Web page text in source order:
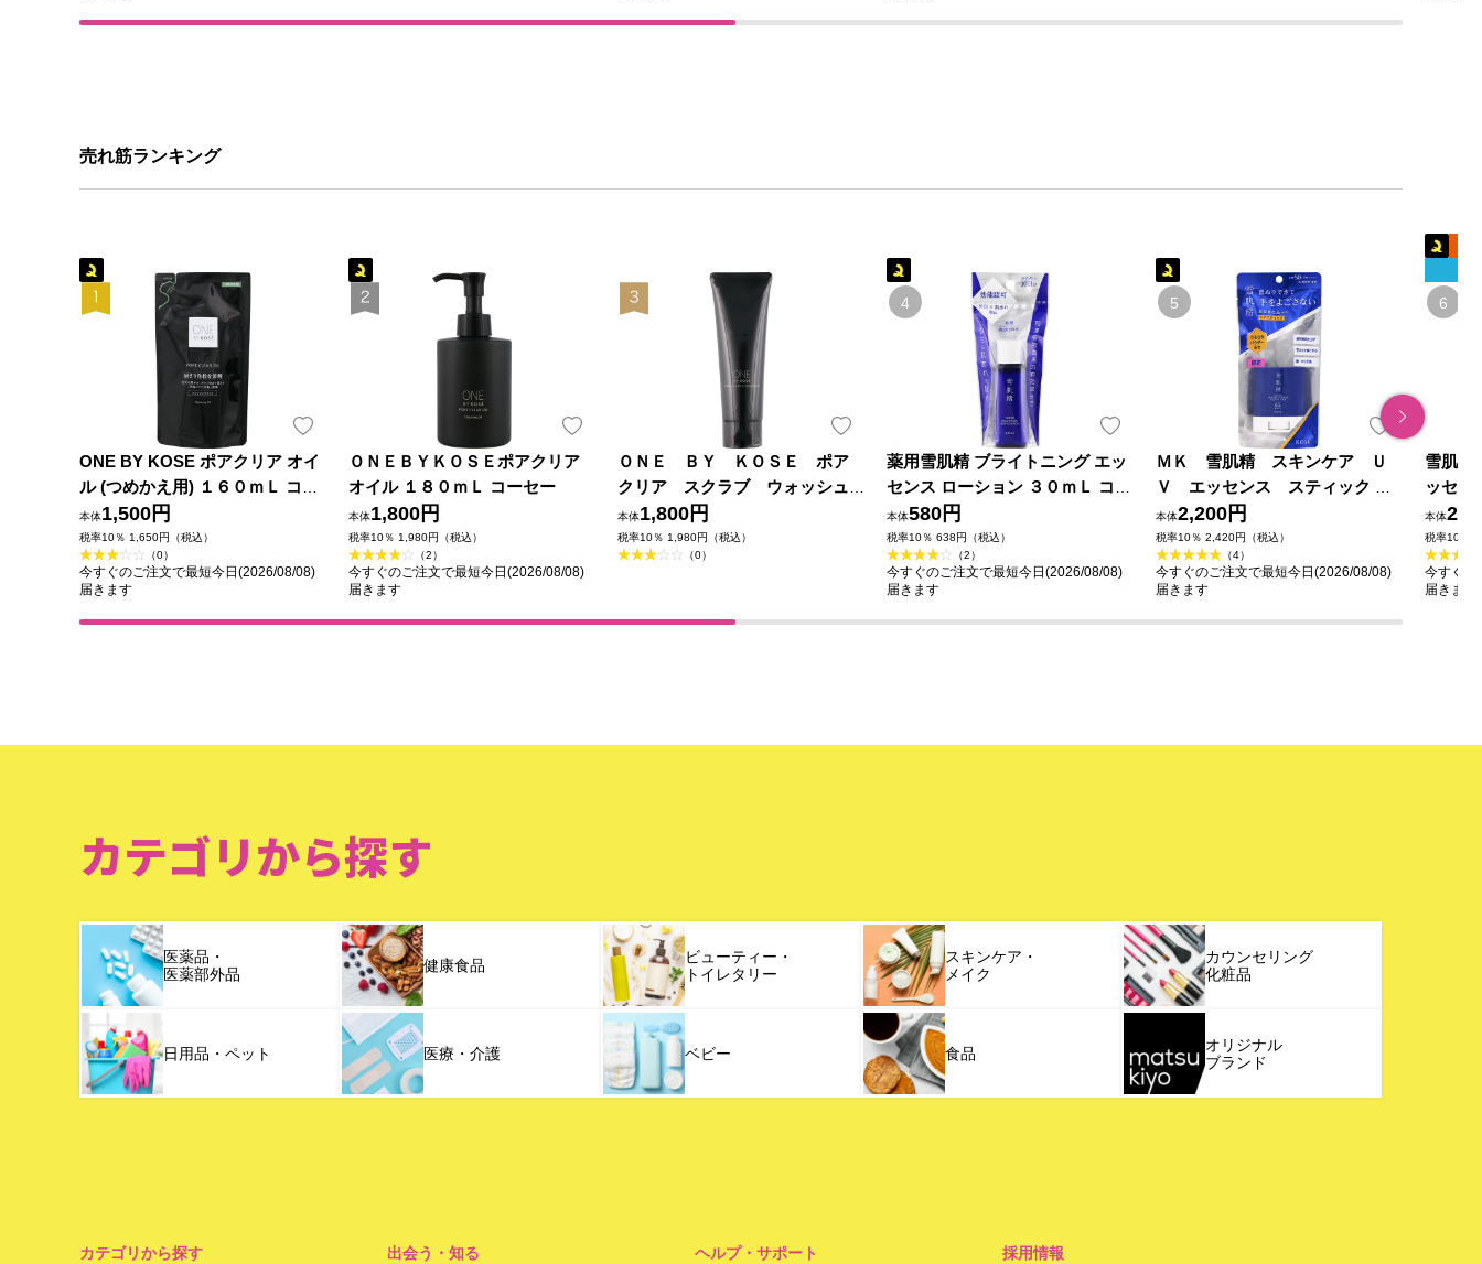
売れ筋ランキング
ONE BY KOSE ポアクリア オイ
ル (つめかえ用) １６０ｍＬ コー
セー
本体1,500円
税率10％ 1,650円（税込）
（0）
今すぐのご注文で最短今日(2026/08/08)
届きます
ＯＮＥＢＹＫＯＳＥポアクリア
オイル １８０ｍＬ コーセー
本体1,800円
税率10％ 1,980円（税込）
（2）
今すぐのご注文で最短今日(2026/08/08)
届きます
ＯＮＥ ＢＹ ＫＯＳＥ ポア
クリア スクラブ ウォッシュ
１３０ｇ コーセー
本体1,800円
税率10％ 1,980円（税込）
（0）
薬用雪肌精 ブライトニング エッ
センス ローション ３０ｍＬ コー
セー (医薬部外品)
本体580円
税率10％ 638円（税込）
（2）
今すぐのご注文で最短今日(2026/08/08)
届きます
ＭＫ 雪肌精 スキンケア Ｕ
Ｖ エッセンス スティック ２
０ｇ コーセー
本体2,200円
税率10％ 2,420円（税込）
（4）
今すぐのご注文で最短今日(2026/08/08)
届きます
雪肌
ッセ
ーセー
本体
税率10％
今すぐの
届きます
カテゴリから探す
医薬品・
医薬部外品
健康食品
ビューティー・
トイレタリー
スキンケア・
メイク
カウンセリング
化粧品
日用品・ペット 医療・介護 ベビー 食品
オリジナル
ブランド
カテゴリから探す 出会う・知る ヘルプ・サポート 採用情報